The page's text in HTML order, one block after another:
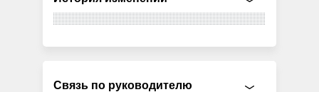
Связь по руководителю